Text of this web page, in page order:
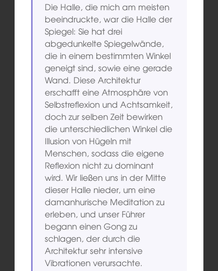
Die Halle, die mich am meisten
beeindruckte, war die Halle der
Spiegel: Sie hat drei
abgedunkelte Spiegelwände,
die in einem bestimmten Winkel
geneigt sind, sowie eine gerade
Wand. Diese Architektur
erschafft eine Atmosphäre von
Selbstreflexion und Achtsamkeit,
doch zur selben Zeit bewirken
die unterschiedlichen Winkel die
Illusion von Hügeln mit
Menschen, sodass die eigene
Reflexion nicht zu dominant
wird. Wir ließen uns in der Mitte
dieser Halle nieder, um eine
damanhurische Meditation zu
erleben, und unser Führer
begann einen Gong zu
schlagen, der durch die
Architektur sehr intensive
Vibrationen verursachte.